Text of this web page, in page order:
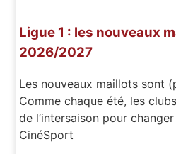
Ligue 1 : les nouveaux
2026/2027
Les nouveaux maillots sont
Comme chaque été, les
de l’intersaison pour
CinéSport